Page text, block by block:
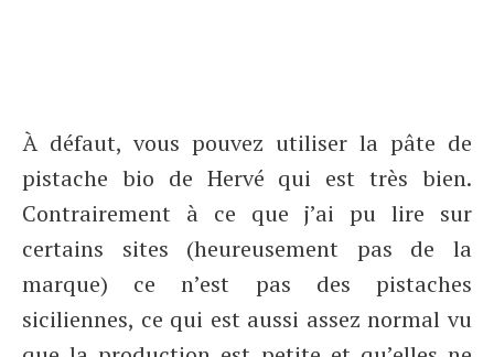
À défaut, vous pouvez utiliser la pâte de
pistache bio de Hervé qui est très bien.
Contrairement à ce que j’ai pu lire sur
certains sites (heureusement pas de la
marque) ce n’est pas des pistaches
siciliennes, ce qui est aussi assez normal vu